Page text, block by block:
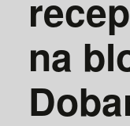
na